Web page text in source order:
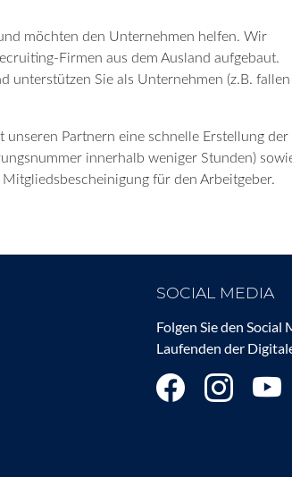
möchten den Unternehmen helfen. Wir
Firmen aus dem Ausland aufgebaut.
unterstützen Sie als Unternehmen (z.B. fallen
Partnern eine schnelle Erstellung der
innerhalb weniger Stunden)
für den Arbeitgeber.
SOCIAL MEDIA
Folgen Sie den
Laufenden der